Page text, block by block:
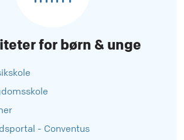
for børn & unge
- Conventus